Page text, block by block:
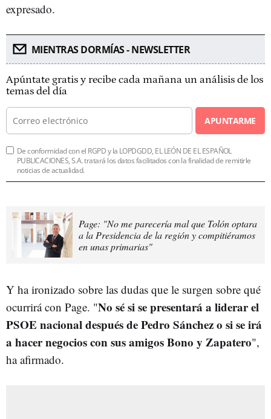
expresado.
MIENTRAS DORMÍAS - NEWSLETTER
Apúntate gratis y recibe cada mañana un análisis de los
temas del día
APUNTARME
De conformidad con el RGPD y la LOPDGDD, EL LEÓN DE EL ESPAÑOL
PUBLICACIONES, S.A. tratará los datos facilitados con la finalidad de remitirle
noticias de actualidad.
Page: "No me parecería mal que Tolón optara
a la Presidencia de la región y compitiéramos
en unas primarias"
Y ha ironizado sobre las dudas que le surgen sobre qué
ocurrirá con Page. "No sé si se presentará a liderar el
PSOE nacional después de Pedro Sánchez o si se irá
a hacer negocios con sus amigos Bono y Zapatero",
ha afirmado.